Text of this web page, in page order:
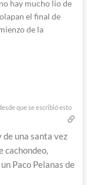
hay mucho lio de
el final de
de la
que se escribió esto
de una santa vez
cachondeo,
Paco Pelanas de